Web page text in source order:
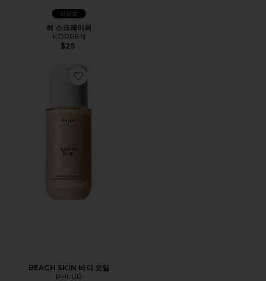
신상품
혀 스크레이퍼
KÖPPEN
$25
Favorite BEACH SKIN 바디 오일
BEACH SKIN 바디 오일
PHLUR